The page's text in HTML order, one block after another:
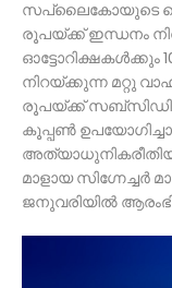
സപ്ലൈകോയുടെ
രൂപയ്ക്ക് ഇന്ധനം
ഓട്ടോറിക്ഷകൾക്കും
നിറയ്ക്കുന്ന മറ്റു
രൂപയ്ക്ക്
കൂപ്പൺ
മാളായ സിഗ്നേച്ചർ
ജനുവരിയിൽ